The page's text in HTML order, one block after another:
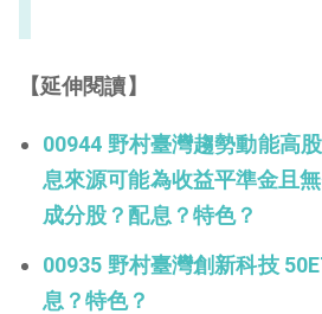
【延伸閱讀】
00944 野村臺灣趨勢動能高
息來源可能為收益平準金且
成分股？配息？特色？
00935 野村臺灣創新科技
息？特色？